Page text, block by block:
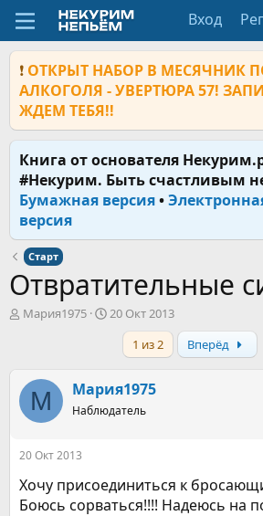
Вход
❗ ОТКРЫТ НАБОР В МЕСЯЧНИК
АЛКОГОЛЯ - УВЕРТЮРА 57!
ЖДЕМ ТЕБЯ!!
Книга от основателя
#Некурим. Быть счастливым
Бумажная версия•
версия
Старт
Отвратительные
А
т
е
Мария1975
Д
а
ч
20 Окт 2013
1 из 2
Вперёд
М Мария1975
Наблюдатель
20 Окт 2013
Хочу присоединиться к
Боюсь сорваться!!!! Надеюсь на